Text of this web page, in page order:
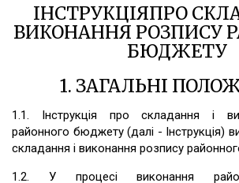
ІНСТРУКЦІЯПРО
ВИКОНАННЯ РОЗПИСУ
БЮДЖЕТУ
1. ЗАГАЛЬНІ
1.1. Інструкція про складання і
районного бюджету (далі - Інструкція)
складання і виконання розпису
1.2. У процесі виконання